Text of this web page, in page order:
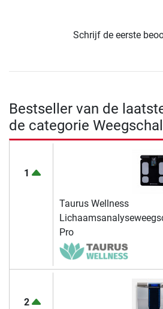
Schrijf de eerste
Bestseller van de
de categorie
1
Taurus Wellness
Pro
2